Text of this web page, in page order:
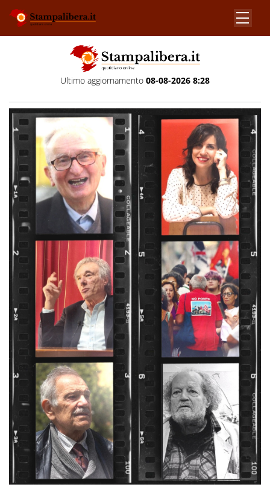
Ultimo aggiornamento 08-08-2026 8:28